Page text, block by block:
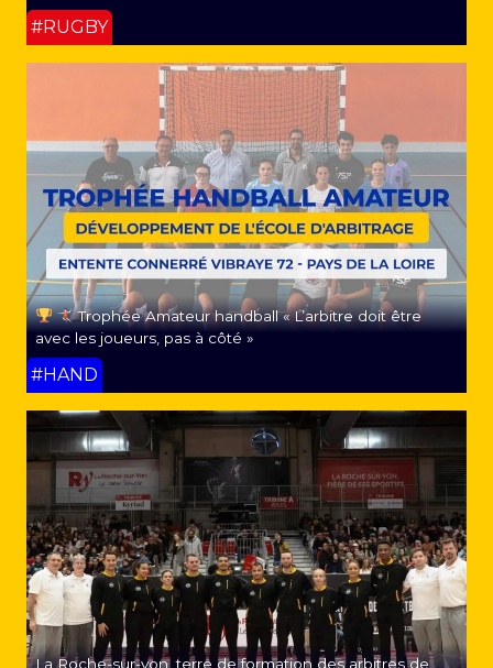
#RUGBY
Trophée Amateur handball « L’arbitre doit être
avec les joueurs, pas à côté »
#HAND
La Roche-sur-yon, terre de formation des arbitres de